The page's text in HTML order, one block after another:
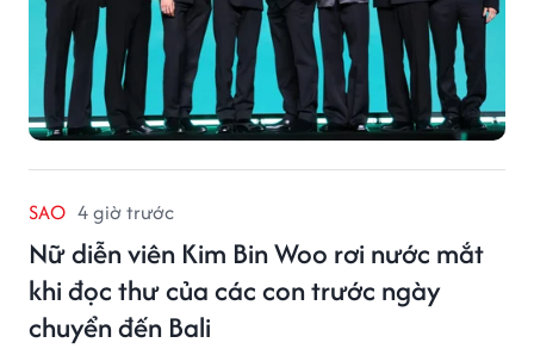
SAO 4 giờ trước
Nữ diễn viên Kim Bin Woo rơi nước mắt
khi đọc thư của các con trước ngày
chuyển đến Bali